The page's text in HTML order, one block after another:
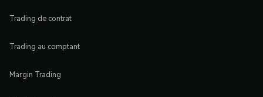
Trading de contrat
Trading au comptant
Margin Trading